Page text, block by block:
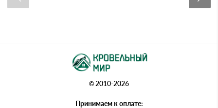
© 2010-2026
Принимаем к оплате: